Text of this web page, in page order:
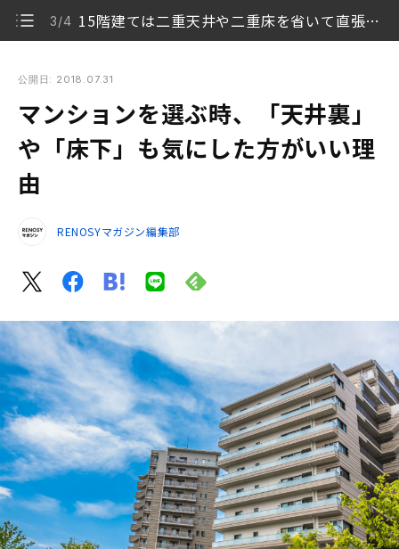
3/4 15階建ては二重天井や二重床を省いて直張りをしている
い理由
1/4
同じ約45メートルのマンションでも14階建てと15階
建てがある
2/4
3/4
15階建ては二重天井や二重床を省いて直張りをして
マンションは目に見えない構造まで理解して買うべ
き
公開日: 2018.07.31
マンションを選ぶ時、「天井裏」
や「床下」も気にした方がいい理
由
RENOSYマガジン編集部